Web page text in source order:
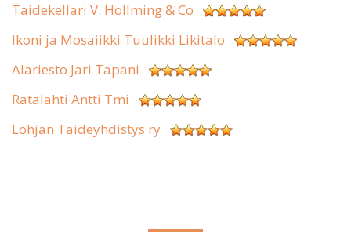
Taidekellari V. Hollming & Co
Ikoni ja Mosaiikki Tuulikki Likitalo
Alariesto Jari Tapani
Ratalahti Antti Tmi
Lohjan Taideyhdistys ry